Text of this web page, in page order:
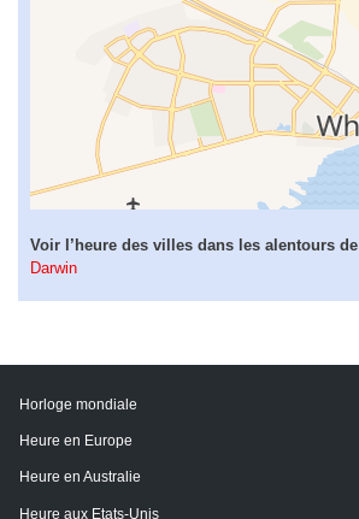
Voir l’heure des villes dans les alentours de
Darwin
Horloge mondiale
Heure en Europe
Heure en Australie
Heure aux Etats-Unis